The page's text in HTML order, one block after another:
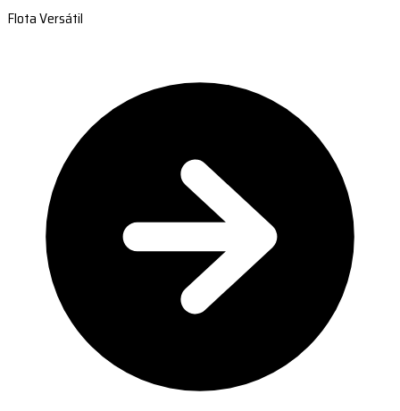
Flota Versátil